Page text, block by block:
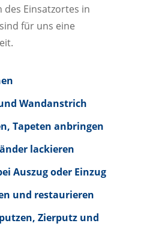
des Einsatzortes in
für uns eine
Wandanstrich
Tapeten anbringen
lackieren
Auszug oder Einzug
und restaurieren
Zierputz und